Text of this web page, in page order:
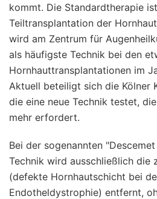
kommt. Die Standardtherapie
Teiltransplantation der
wird am Zentrum für
als häufigste Technik bei den
Hornhauttransplantationen im
Aktuell beteiligt sich die Kölner
die eine neue Technik testet,
mehr erfordert.
Bei der sogenannten
Technik wird ausschließlich die
(defekte Hornhautschicht bei
Endotheldystrophie) entfernt,